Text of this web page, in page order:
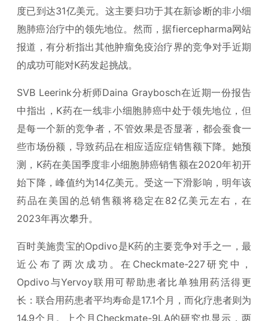
度已到达31亿美元。这主要归功于其在新诊断的非小细
胞肺癌治疗中的领先地位。然而，据fiercepharma网站
报道，有分析指出其他肿瘤免疫治疗界的竞争对手近期
的成功可能对K药发起挑战。
SVB Leerink分析师Daina Graybosch在近期一份报告
中指出，K药在一线非小细胞肺癌中处于领先地位，但
是每一个新的竞争者，不管效果是否显著，都会蚕食一
些市场份额，导致药品在相应适应症销售额下降。她预
测，K药在美国季度非小细胞肺癌销售额在2020年初开
始下降，峰值约为14亿美元。受这一下滑影响，明年该
药品在美国的总销售额将稳定在82亿美元左右，在
2023年再次攀升。
百时美施贵宝的Opdivo是K药的主要竞争对手之一，最
近公布了两次成功。在Checkmate-227研究中，
Opdivo与Yervoy联用可帮助患者比单独用药活得更
长：联合用药患者平均寿命是17.1个月，而化疗患者则为
14.9个月。上个月Checkmate-9LA的研究也显示，两